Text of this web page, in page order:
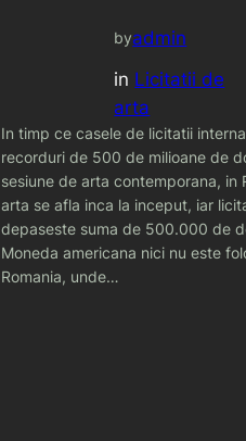
byadmin
in Licitatii de
arta
In timp ce casele de licitatii
recorduri de 500 de milioane de
sesiune de arta contemporana, in
arta se afla inca la inceput, iar
depaseste suma de 500.000 de
Moneda americana nici nu este
Romania, unde…